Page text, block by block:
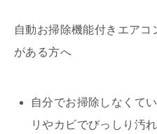
自動お掃除機能付きエア
がある方へ
自分でお掃除しなくて
リやカビでびっしり汚れ